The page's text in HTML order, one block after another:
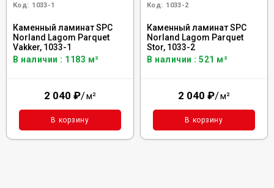
Код: 1033-1
Каменный ламинат SPC
Norland Lagom Parquet
Vakker, 1033-1
В наличии : 1183 м²
2 040 ₽/м²
В корзину
Код: 1033-2
Каменный ламинат SPC
Norland Lagom Parquet
Stor, 1033-2
В наличии : 521 м²
2 040 ₽/м²
В корзину